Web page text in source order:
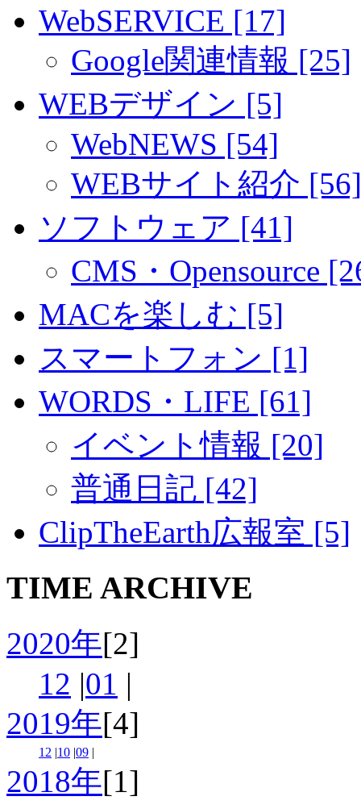
WebSERVICE [17]
Google関連情報 [25]
WEBデザイン [5]
WebNEWS [54]
WEBサイト紹介 [56]
ソフトウェア [41]
CMS・Opensource
MACを楽しむ [5]
スマートフォン [1]
WORDS・LIFE [61]
イベント情報 [20]
普通日記 [42]
ClipTheEarth広報室 [5]
TIME ARCHIVE
2020年[2]
12 |01 |
2019年[4]
12 |10 |09 |
2018年[1]